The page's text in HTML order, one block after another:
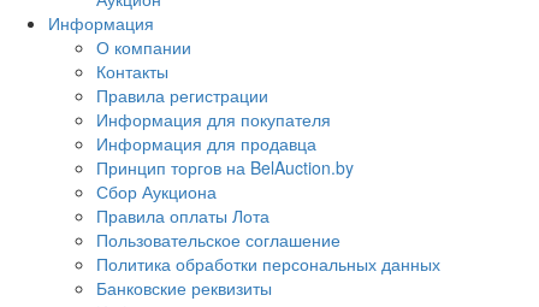
Информация
О компании
Контакты
Правила регистрации
Информация для покупателя
Информация для продавца
Принцип торгов на BelAuction.by
Сбор Аукциона
Правила оплаты Лота
Пользовательское соглашение
Политика обработки персональных данных
Банковские реквизиты